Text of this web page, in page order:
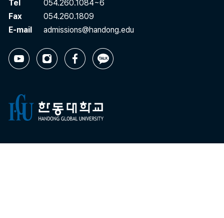
Tel
054.260.1084~6
Fax
054.260.1809
E-mail
admissions@handong.edu